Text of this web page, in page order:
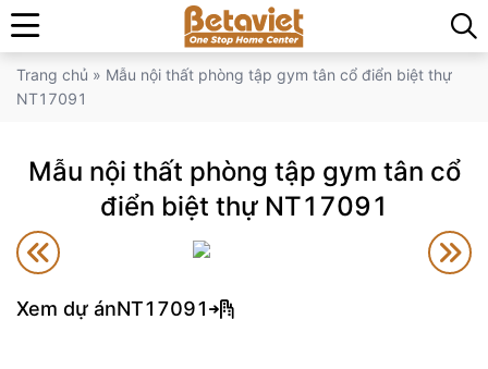
Trang chủ » Mẫu nội thất phòng tập gym tân cổ điển biệt thự
NT17091
Mẫu nội thất phòng tập gym tân cổ
điển biệt thự NT17091
Xem dự ánNT17091